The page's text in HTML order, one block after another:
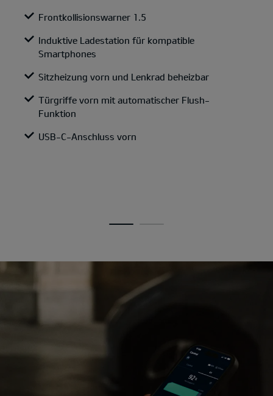
Frontkollisionswarner 1.5
Induktive Ladestation für kompatible
Smartphones
Sitzheizung vorn und Lenkrad beheizbar
Türgriffe vorn mit automatischer Flush-
Funktion
USB-C-Anschluss vorn